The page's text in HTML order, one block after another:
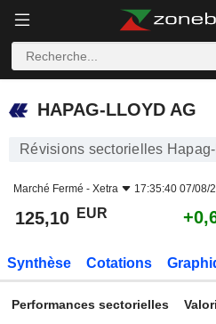
HAPAG-LLOYD AG
HAPAG-LLOYD AG
Révisions sectorielles
Marché Fermé - Xetra 17:35:40 07/08/
125,10 EUR
Synthèse Cotations
Performances sectorielles